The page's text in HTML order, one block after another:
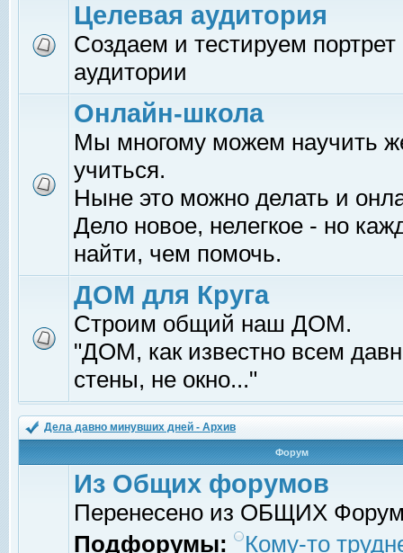
Целевая аудитория
Создаем и тестируем
аудитории
Онлайн-школа
Мы многому можем научить
учиться.
Ныне это можно делать и
Дело новое, нелегкое - но
найти, чем помочь.
ДОМ для Круга
Строим общий наш ДОМ.
"ДОМ, как известно всем
стены, не окно..."
Дела давно минувших дней - Архив
Форум
Из Общих форумов
Перенесено из ОБЩИХ
Подфорумы:
Кому-то